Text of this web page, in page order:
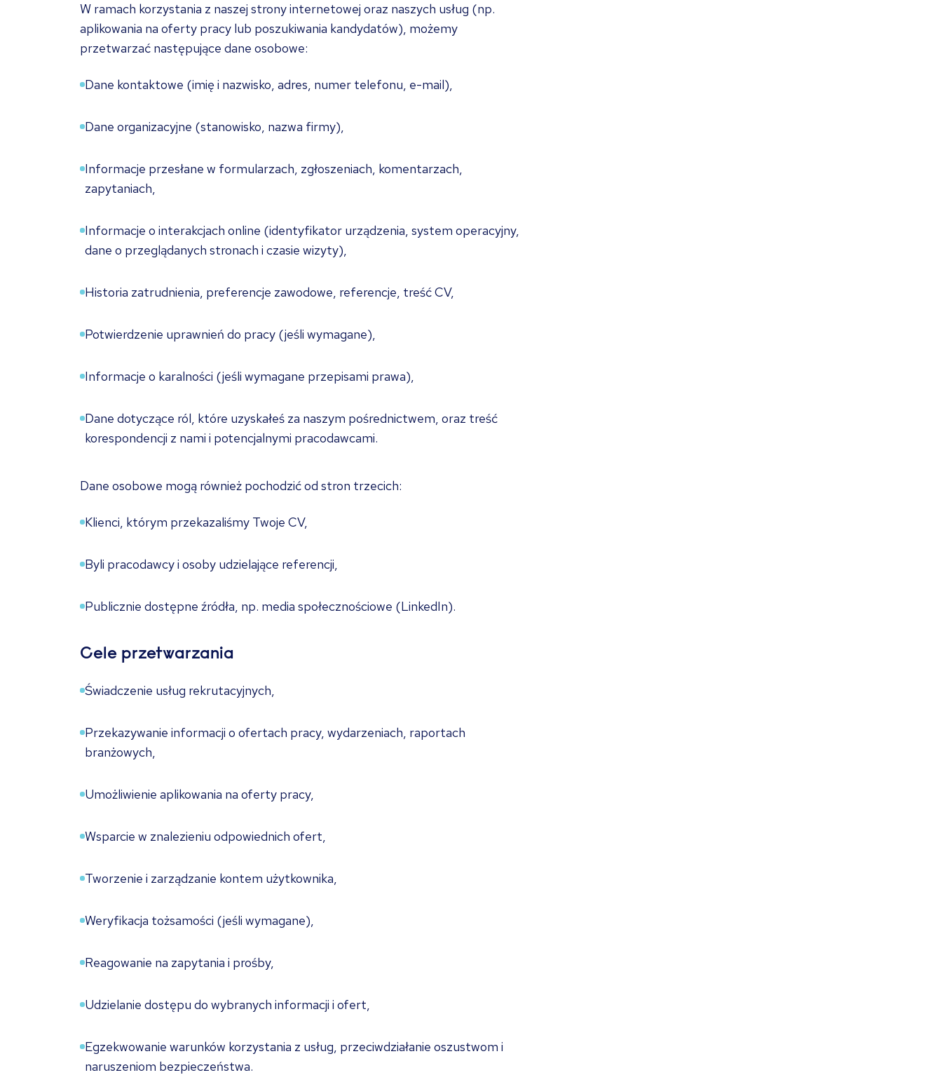
W ramach korzystania z naszej strony internetowej oraz naszych usług (np.
aplikowania na oferty pracy lub poszukiwania kandydatów), możemy
przetwarzać następujące dane osobowe:
Dane kontaktowe (imię i nazwisko, adres, numer telefonu, e-mail),
Dane organizacyjne (stanowisko, nazwa firmy),
Informacje przesłane w formularzach, zgłoszeniach, komentarzach,
zapytaniach,
Informacje o interakcjach online (identyfikator urządzenia, system operacyjny,
dane o przeglądanych stronach i czasie wizyty),
Historia zatrudnienia, preferencje zawodowe, referencje, treść CV,
Potwierdzenie uprawnień do pracy (jeśli wymagane),
Informacje o karalności (jeśli wymagane przepisami prawa),
Dane dotyczące ról, które uzyskałeś za naszym pośrednictwem, oraz treść
korespondencji z nami i potencjalnymi pracodawcami.
Dane osobowe mogą również pochodzić od stron trzecich:
Klienci, którym przekazaliśmy Twoje CV,
Byli pracodawcy i osoby udzielające referencji,
Publicznie dostępne źródła, np. media społecznościowe (LinkedIn).
Cele przetwarzania
Świadczenie usług rekrutacyjnych,
Przekazywanie informacji o ofertach pracy, wydarzeniach, raportach
branżowych,
Umożliwienie aplikowania na oferty pracy,
Wsparcie w znalezieniu odpowiednich ofert,
Tworzenie i zarządzanie kontem użytkownika,
Weryfikacja tożsamości (jeśli wymagane),
Reagowanie na zapytania i prośby,
Udzielanie dostępu do wybranych informacji i ofert,
Egzekwowanie warunków korzystania z usług, przeciwdziałanie oszustwom i
naruszeniom bezpieczeństwa.